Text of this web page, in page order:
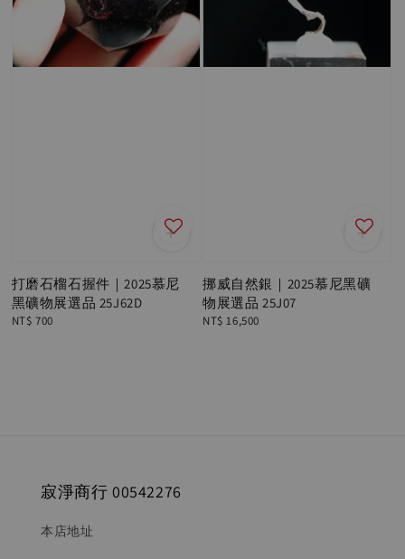
打磨石榴石握件｜2025慕尼
黑礦物展選品 25J62D
Regular
NT$ 700
挪威自然銀｜2025慕尼黑礦
物展選品 25J07
Regular
NT$ 16,500
寂淨商行 00542276
本店地址